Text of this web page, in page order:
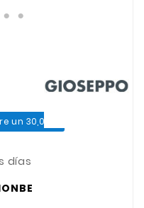
un 30,00 €
días